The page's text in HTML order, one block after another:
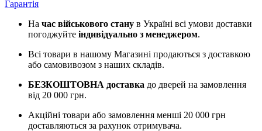
Гарантія
На час військового стану в Україні всі умови доставки
погоджуйте індивідуально з менеджером.
Всі товари в нашому Магазині продаються з доставкою
або самовивозом з наших складів.
БЕЗКОШТОВНА доставка до дверей на замовлення
від 20 000 грн.
Акційні товари або замовлення менші 20 000 грн
доставляються за рахунок отримувача.